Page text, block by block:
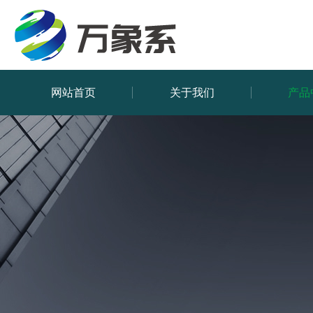
网站首页 关于我们 产品